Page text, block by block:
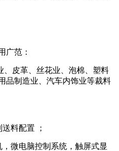
广范：
皮革、丝花业、泡棉、塑料
品制造业、汽车内饰业等裁料
料配置 ；
微电脑控制系统，触屏式显